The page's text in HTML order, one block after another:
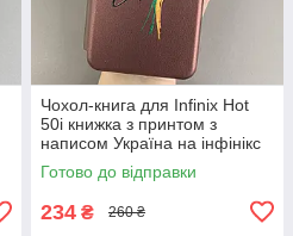
Чохол-книга для Infinix Hot
50i книжка з принтом з
написом Україна на інфінікс
хот 50і бордова q04j
Готово до відправки
234 ₴ 260 ₴